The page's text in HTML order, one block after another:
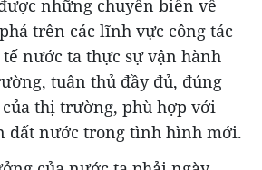
những chuyển biến về
trên các lĩnh vực công tác
nước ta thực sự vận hành
tuân thủ đầy đủ, đúng
thị trường, phù hợp với
đất nước trong tình hình mới.